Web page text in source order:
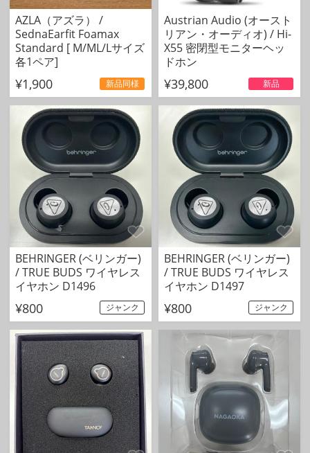
AZLA（アズラ） /
SednaEarfit Foamax
Standard [ M/ML/Lサイズ
各1ペア]
¥1,900 新品同様
Austrian Audio (オースト
リアン・オーディオ) / Hi-
X55 密閉型モニターヘッ
ドホン
¥39,800 新品
BEHRINGER (ベリンガー)
/ TRUE BUDS ワイヤレス
イヤホン D1496
¥800 ジャンク
BEHRINGER (ベリンガー)
/ TRUE BUDS ワイヤレス
イヤホン D1497
¥800 ジャンク